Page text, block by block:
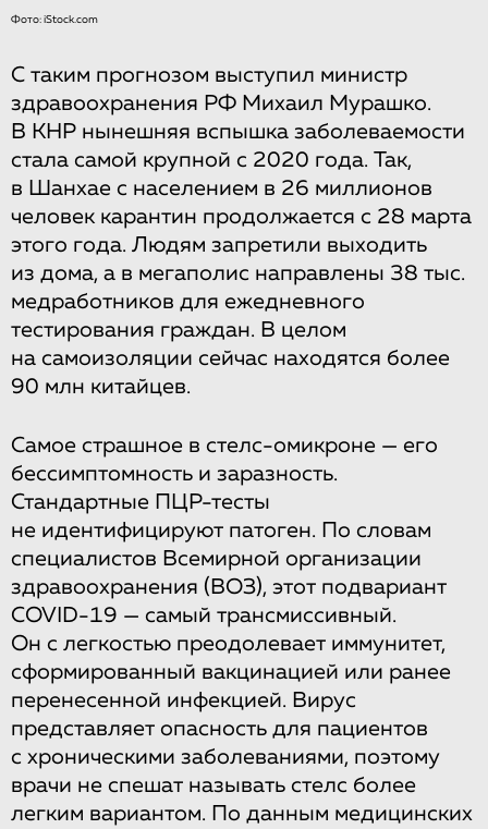
Фото: iStock.com
С таким прогнозом выступил министр
здравоохранения РФ Михаил Мурашко.
В КНР нынешняя вспышка заболеваемости
стала самой крупной с 2020 года. Так,
в Шанхае с населением в 26 миллионов
человек карантин продолжается с 28 марта
этого года. Людям запретили выходить
из дома, а в мегаполис направлены 38 тыс.
медработников для ежедневного
тестирования граждан. В целом
на самоизоляции сейчас находятся более
90 млн китайцев.
Самое страшное в стелс-омикроне — его
бессимптомность и заразность.
Стандартные ПЦР-тесты
не идентифицируют патоген. По словам
специалистов Всемирной организации
здравоохранения (ВОЗ), этот подвариант
COVID-19 — самый трансмиссивный.
Он с легкостью преодолевает иммунитет,
сформированный вакцинацией или ранее
перенесенной инфекцией. Вирус
представляет опасность для пациентов
с хроническими заболеваниями, поэтому
врачи не спешат называть стелс более
легким вариантом. По данным медицинских